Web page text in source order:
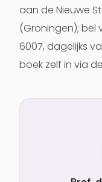
aan de Nieuwe
(Groningen); bel
6007, dagelijks
boek zelf in via de